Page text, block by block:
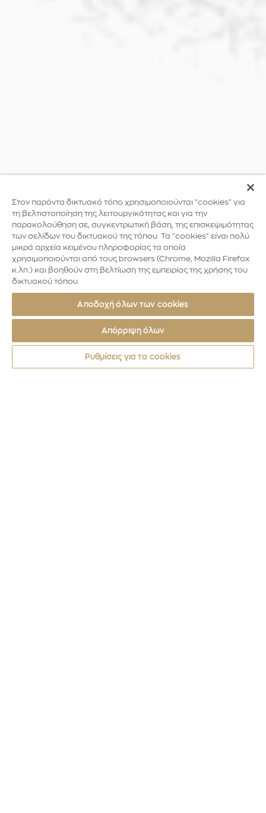
Στον παρόντα δικτυακό τόπο χρησιμοποιούνται "cookies" για
τη βελτιστοποίηση της λειτουργικότητας και για την
παρακολούθηση σε, συγκεντρωτική βάση, της επισκεψιμότητας
των σελίδων του δικτυακού της τόπου. Τα "cookies" είναι πολύ
μικρά αρχεία κειμένου πληροφορίας τα οποία
χρησιμοποιούνται από τους browsers (Chrome, Mozilla Firefox
κ.λπ.) και βοηθούν στη βελτίωση της εμπειρίας της χρήσης του
δικτυακού τόπου.
Αποδοχή όλων των cookies
Απόρριψη όλων
Ρυθμίσεις για τα cookies